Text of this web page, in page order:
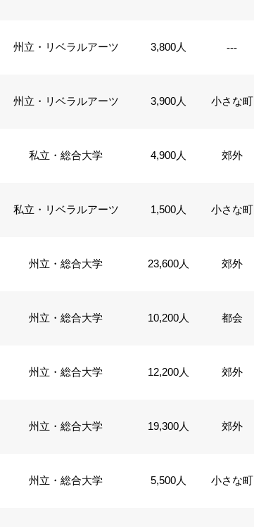
州立・リベラルアーツ 3,800人 ---
州立・リベラルアーツ 3,900人 小さな町
私立・総合大学 4,900人 郊外
私立・リベラルアーツ 1,500人 小さな町
州立・総合大学 23,600人 郊外
州立・総合大学 10,200人 都会
州立・総合大学 12,200人 郊外
州立・総合大学 19,300人 郊外
州立・総合大学 5,500人 小さな町